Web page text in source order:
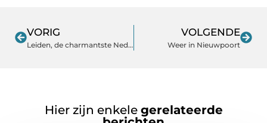
VORIG
Leiden, de charmantste Nederlandse stad die doordrenkt is van geschiedenis, cultuur en pittoreske gr
VOLGENDE
Weer in Nieuwpoort
Hier zijn enkele gerelateerde